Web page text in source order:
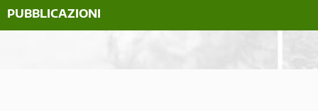
PUBBLICAZIONI